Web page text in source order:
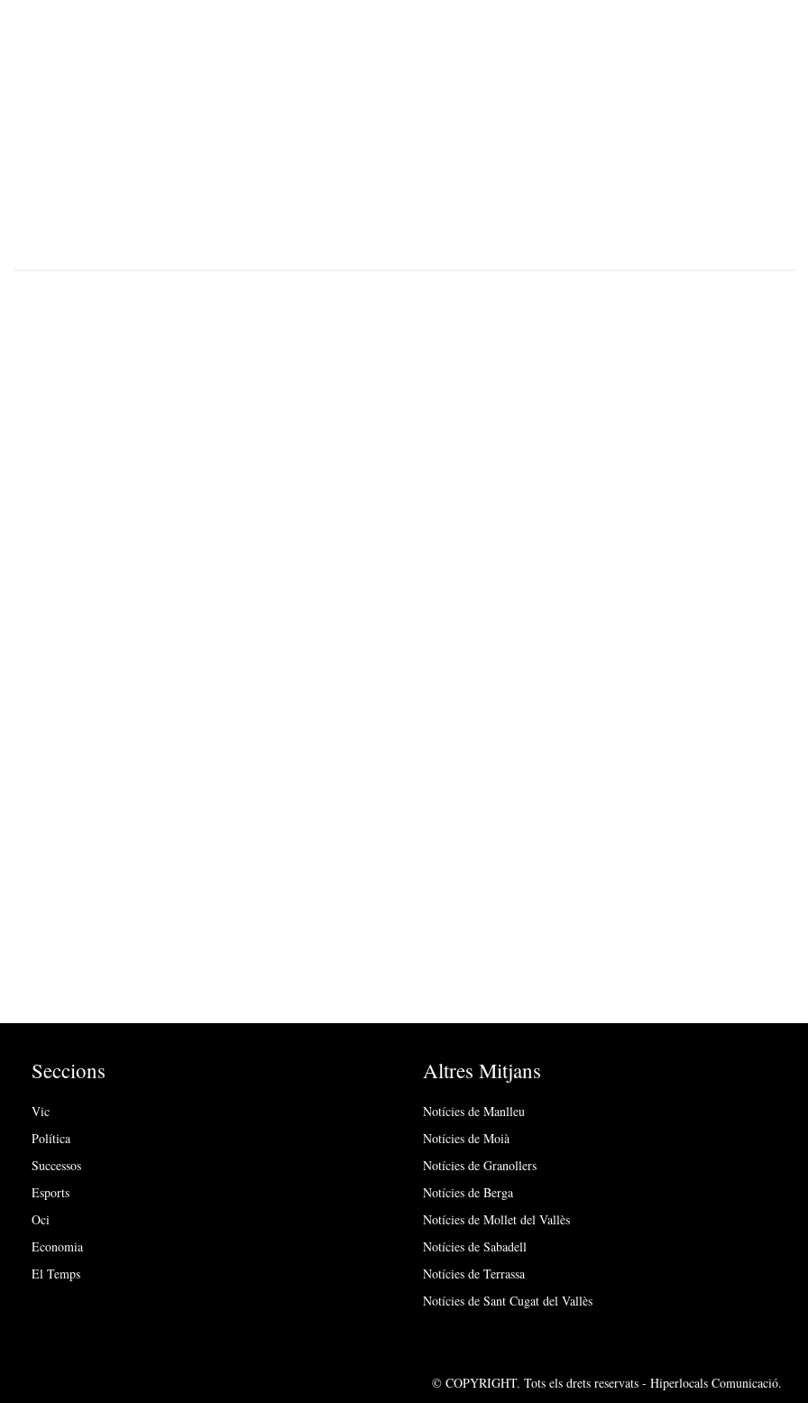
Seccions
Vic
Política
Successos
Esports
Oci
Economia
El Temps
Altres Mitjans
Notícies de Manlleu
Notícies de Moià
Notícies de Granollers
Notícies de Berga
Notícies de Mollet del Vallès
Notícies de Sabadell
Notícies de Terrassa
Notícies de Sant Cugat del Vallès
© COPYRIGHT. Tots els drets reservats - Hiperlocals Comunicació.